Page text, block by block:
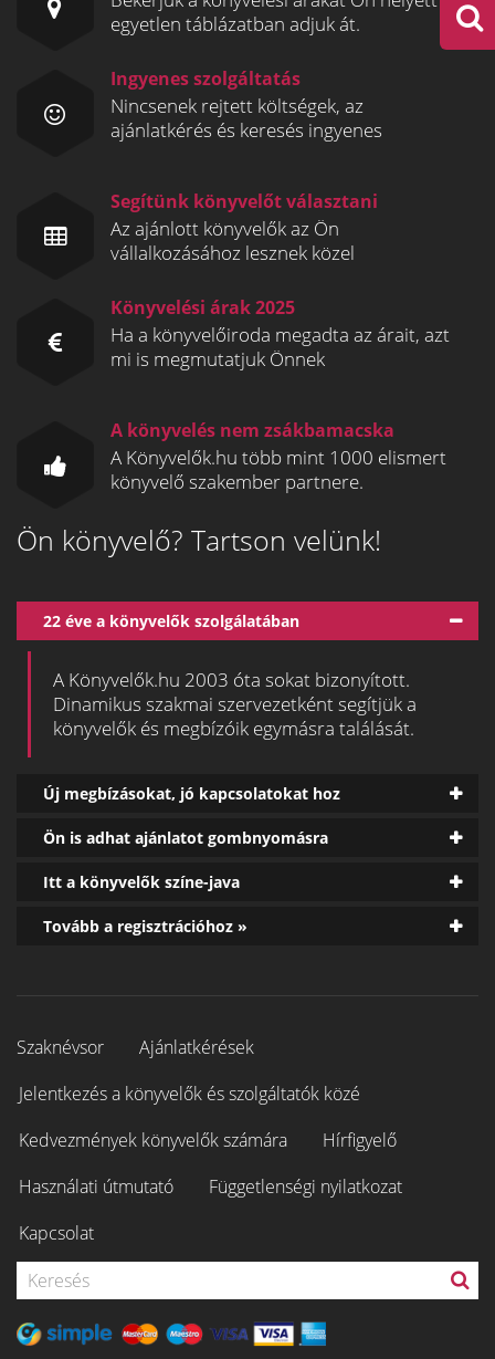
egyetlen táblázatban adjuk át.
Ingyenes szolgáltatás
Nincsenek rejtett költségek, az
ajánlatkérés és keresés ingyenes
Segítünk könyvelőt választani
Az ajánlott könyvelők az Ön
vállalkozásához lesznek közel
Könyvelési árak 2025
Ha a könyvelőiroda megadta az árait, azt
mi is megmutatjuk Önnek
A könyvelés nem zsákbamacska
A Könyvelők.hu több mint 1000 elismert
könyvelő szakember partnere.
Ön könyvelő? Tartson velünk!
22 éve a könyvelők szolgálatában
A Könyvelők.hu 2003 óta sokat bizonyított.
Dinamikus szakmai szervezetként segítjük a
könyvelők és megbízóik egymásra találását.
Új megbízásokat, jó kapcsolatokat hoz
Ön is adhat ajánlatot gombnyomásra
Itt a könyvelők színe-java
Tovább a regisztrációhoz »
Szaknévsor
Ajánlatkérések
Jelentkezés a könyvelők és szolgáltatók közé
Kedvezmények könyvelők számára
Hírfigyelő
Használati útmutató
Függetlenségi nyilatkozat
Kapcsolat